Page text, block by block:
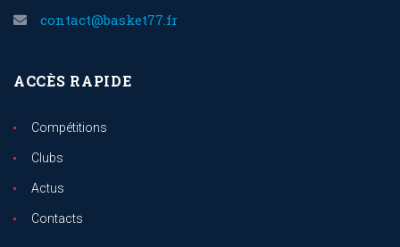
contact@basket77.fr
ACCÈS RAPIDE
Compétitions
Clubs
Actus
Contacts